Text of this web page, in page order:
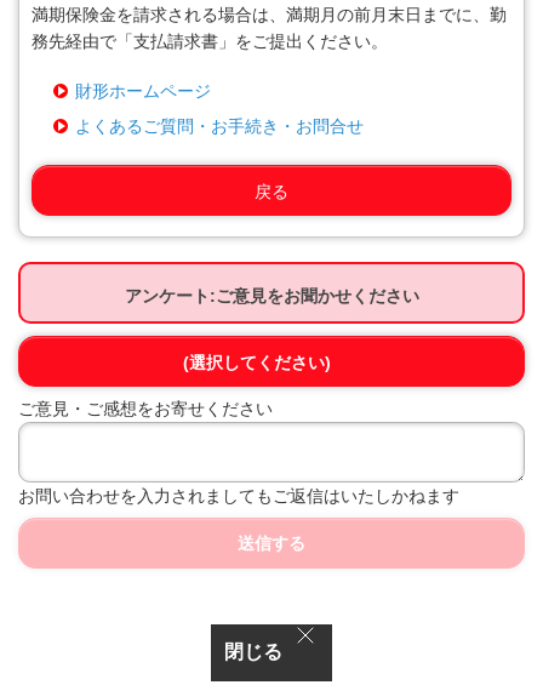
満期保険金を請求される場合は、満期月の前月末日までに、勤
務先経由で「支払請求書」をご提出ください。
財形ホームページ
よくあるご質問・お手続き・お問合せ
戻る
アンケート:ご意見をお聞かせください
(選択してください)
ご意見・ご感想をお寄せください
お問い合わせを入力されましてもご返信はいたしかねます
送信する
閉じる